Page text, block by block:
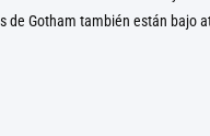
de Gotham también están bajo